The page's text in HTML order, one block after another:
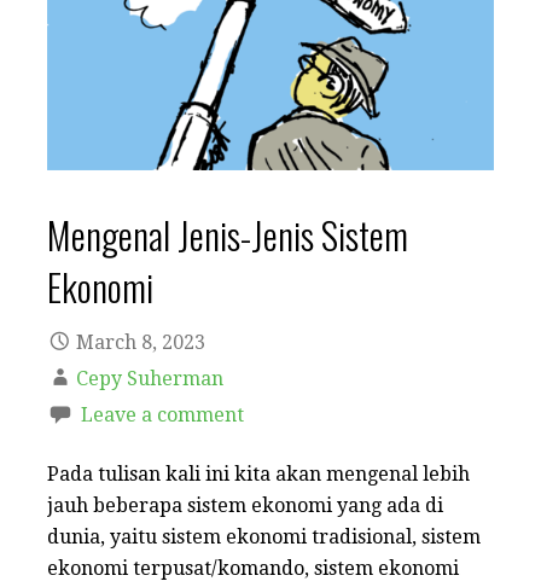
Mengenal Jenis-Jenis Sistem
Ekonomi
March 8, 2023
Cepy Suherman
Leave a comment
Pada tulisan kali ini kita akan mengenal lebih
jauh beberapa sistem ekonomi yang ada di
dunia, yaitu sistem ekonomi tradisional, sistem
ekonomi terpusat/komando, sistem ekonomi